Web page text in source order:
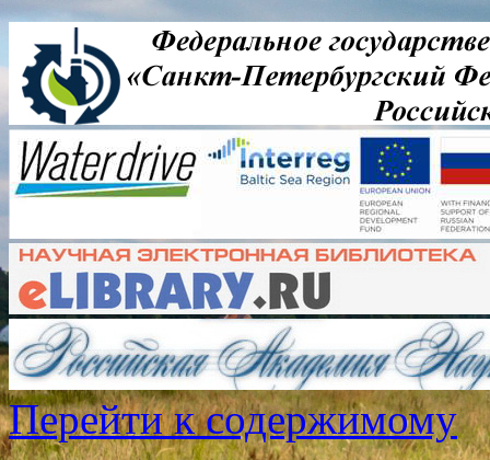
Перейти к содержимому